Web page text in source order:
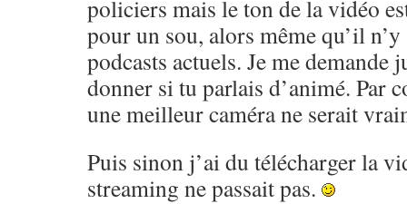
policiers mais le ton de la vidéo
pour un sou, alors même qu’il
podcasts actuels. Je me demande
donner si tu parlais d’animé. Par
une meilleur caméra ne serait
Puis sinon j’ai du télécharger la
streaming ne passait pas.